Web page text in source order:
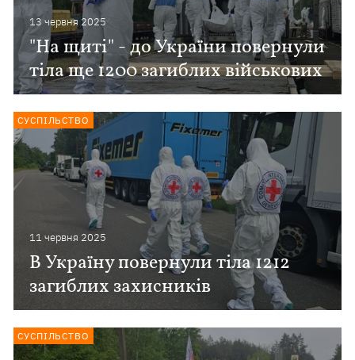
13 червня 2025
"На щиті" - до України повернули
тіла ще 1200 загиблих військових
11 червня 2025
В Україну повернули тіла 1212
загиблих захисників
СУСПІЛЬСТВО
СУСПІЛЬСТВО